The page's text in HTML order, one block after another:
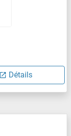
Détails